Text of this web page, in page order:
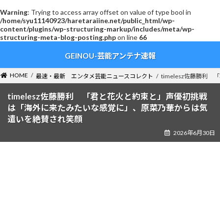
Warning: Trying to access array offset on value of type bool in
/home/syu11140923/haretaraiine.net/public_html/wp-
content/plugins/wp-structuring-markup/includes/meta/wp-
structuring-meta-blog-posting.phpon line 66
ン
ツ
ー
シ
GEINOU-芸能アンテナ速報
HOME 最速・最新 エンタメ芸能ニュースコレクト timelesz佐藤勝利 「
timelesz佐藤勝利 「君と花火と約束と」声優初挑戦
は「海外に来たみたいな感覚に」、原菜乃華からは気
遣いを絶賛され笑顔
2026年6月30日